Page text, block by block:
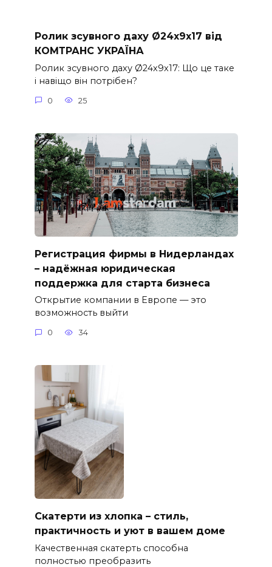
Ролик зсувного даху Ø24x9x17 від
КОМТРАНС УКРАЇНА
Ролик зсувного даху Ø24x9x17: Що це таке
і навіщо він потрібен?
0 25
Регистрация фирмы в Нидерландах
– надёжная юридическая
поддержка для старта бизнеса
Открытие компании в Европе — это
возможность выйти
0 34
Скатерти из хлопка – стиль,
практичность и уют в вашем доме
Качественная скатерть способна
полностью преобразить